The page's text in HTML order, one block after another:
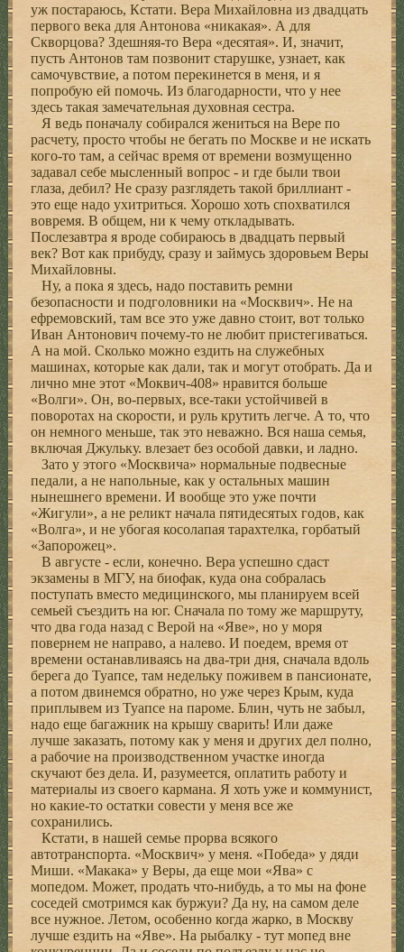
уж постараюсь, Кстати. Вера Михайловна из двадцать
первого века для Антонова «никакая». А для
Скворцова? Здешняя-то Вера «десятая». И, значит,
пусть Антонов там позвонит старушке, узнает, как
самочувствие, а потом перекинется в меня, и я
попробую ей помочь. Из благодарности, что у нее
здесь такая замечательная духовная сестра.
Я ведь поначалу собирался жениться на Вере по
расчету, просто чтобы не бегать по Москве и не искать
кого-то там, а сейчас время от времени возмущенно
задавал себе мысленный вопрос - и где были твои
глаза, дебил? Не сразу разглядеть такой бриллиант -
это еще надо ухитриться. Хорошо хоть спохватился
вовремя. В общем, ни к чему откладывать.
Послезавтра я вроде собираюсь в двадцать первый
век? Вот как прибуду, сразу и займусь здоровьем Веры
Михайловны.
Ну, а пока я здесь, надо поставить ремни
безопасности и подголовники на «Москвич». Не на
ефремовский, там все это уже давно стоит, вот только
Иван Антонович почему-то не любит пристегиваться.
А на мой. Сколько можно ездить на служебных
машинах, которые как дали, так и могут отобрать. Да и
лично мне этот «Моквич-408» нравится больше
«Волги». Он, во-первых, все-таки устойчивей в
поворотах на скорости, и руль крутить легче. А то, что
он немного меньше, так это неважно. Вся наша семья,
включая Джульку. влезает без особой давки, и ладно.
Зато у этого «Москвича» нормальные подвесные
педали, а не напольные, как у остальных машин
нынешнего времени. И вообще это уже почти
«Жигули», а не реликт начала пятидесятых годов, как
«Волга», и не убогая косолапая тарахтелка, горбатый
«Запорожец».
В августе - если, конечно. Вера успешно сдаст
экзамены в МГУ, на биофак, куда она собралась
поступать вместо медицинского, мы планируем всей
семьей съездить на юг. Сначала по тому же маршруту,
что два года назад с Верой на «Яве», но у моря
повернем не направо, а налево. И поедем, время от
времени останавливаясь на два-три дня, сначала вдоль
берега до Туапсе, там недельку поживем в пансионате,
а потом двинемся обратно, но уже через Крым, куда
приплывем из Туапсе на пароме. Блин, чуть не забыл,
надо еще багажник на крышу сварить! Или даже
лучше заказать, потому как у меня и других дел полно,
а рабочие на производственном участке иногда
скучают без дела. И, разумеется, оплатить работу и
материалы из своего кармана. Я хоть уже и коммунист,
но какие-то остатки совести у меня все же
сохранились.
Кстати, в нашей семье прорва всякого
автотранспорта. «Москвич» у меня. «Победа» у дяди
Миши. «Макака» у Веры, да еще мои «Ява» с
мопедом. Может, продать что-нибудь, а то мы на фоне
соседей смотримся как буржуи? Да ну, на самом деле
все нужное. Летом, особенно когда жарко, в Москву
лучше ездить на «Яве». На рыбалку - тут мопед вне